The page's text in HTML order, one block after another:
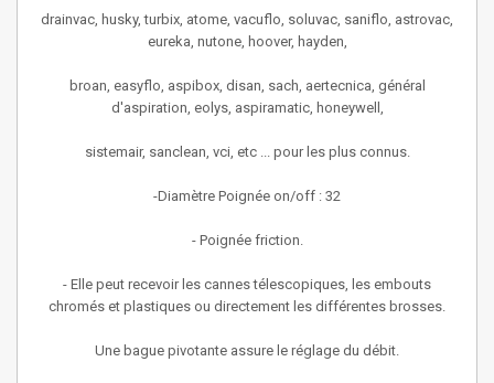
drainvac, husky, turbix, atome, vacuflo, soluvac, saniflo, astrovac,
eureka, nutone, hoover, hayden,
broan, easyflo, aspibox, disan, sach, aertecnica, général
d'aspiration, eolys, aspiramatic, honeywell,
sistemair, sanclean, vci, etc ... pour les plus connus.
-Diamètre Poignée on/off : 32
- Poignée friction.
- Elle peut recevoir les cannes télescopiques, les embouts
chromés et plastiques ou directement les différentes brosses.
Une bague pivotante assure le réglage du débit.